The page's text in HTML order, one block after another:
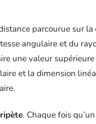
parcourue sur la
angulaire et du
une valeur
et la dimension
. Chaque fois